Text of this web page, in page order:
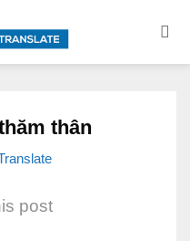
thân
post